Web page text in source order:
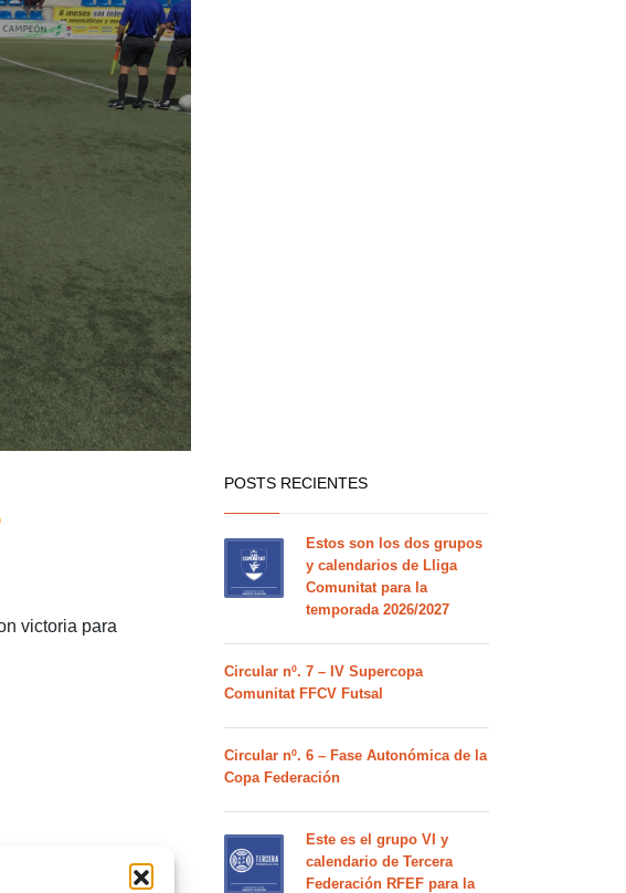
victoria para
POSTS RECIENTES
Estos son los dos grupos
y calendarios de Lliga
Comunitat para la
temporada 2026/2027
Circular nº. 7 – IV Supercopa
Comunitat FFCV Futsal
Circular nº. 6 – Fase Autonómica de la
Copa Federación
Este es el grupo VI y
calendario de Tercera
Federación RFEF para la